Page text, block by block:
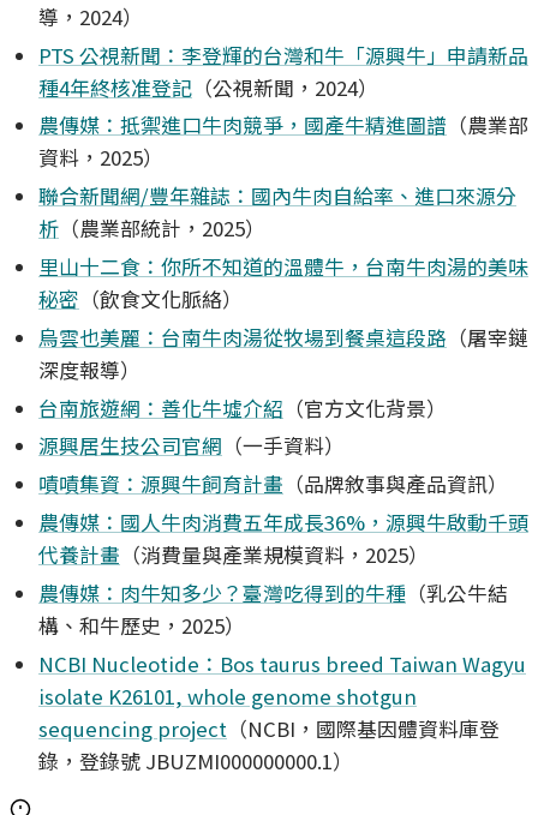
導，2024）
PTS 公視新聞：李登輝的台灣和牛「源興牛」申請新品
種4年終核准登記 （公視新聞，2024）
農傳媒：抵禦進口牛肉競爭，國產牛精進圖譜 （農業部
資料，2025）
聯合新聞網/豐年雜誌：國內牛肉自給率、進口來源分
析 （農業部統計，2025）
里山十二食：你所不知道的溫體牛，台南牛肉湯的美味
秘密 （飲食文化脈絡）
烏雲也美麗：台南牛肉湯從牧場到餐桌這段路 （屠宰鏈
深度報導）
台南旅遊網：善化牛墟介紹 （官方文化背景）
源興居生技公司官網 （一手資料）
嘖嘖集資：源興牛飼育計畫 （品牌敘事與產品資訊）
農傳媒：國人牛肉消費五年成長36%，源興牛啟動千頭
代養計畫 （消費量與產業規模資料，2025）
農傳媒：肉牛知多少？臺灣吃得到的牛種 （乳公牛結
構、和牛歷史，2025）
NCBI Nucleotide：Bos taurus breed Taiwan Wagyu
isolate K26101, whole genome shotgun
sequencing project （NCBI，國際基因體資料庫登
錄，登錄號 JBUZMI000000000.1）